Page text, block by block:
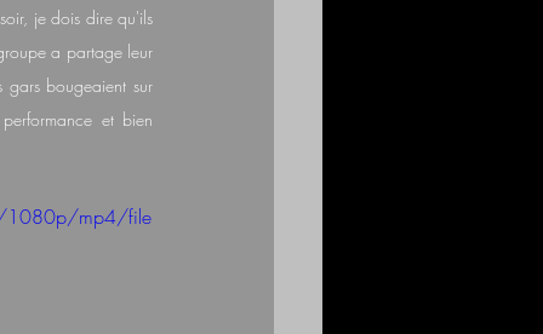
je dois dire qu'ils
a partage leur
bougeaient sur
et bien
1080p/mp4/file